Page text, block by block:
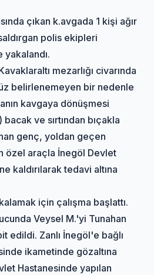
çıkan k.avgada 1 kişi ağır
polis ekipleri
yakalandı.
mezarlığı civarında
belirlenemeyen bir nedenle
kavgaya dönüşmesi
ve sırtından bıçakla
genç, yoldan geçen
özel araçla İnegöl Devlet
kaldırılarak tedavi altına
için çalışma başlattı.
Veysel M.'yi Tunahan
edildi. Zanlı İnegöl'e bağlı
ikametinde gözaltına
Hastanesinde yapılan